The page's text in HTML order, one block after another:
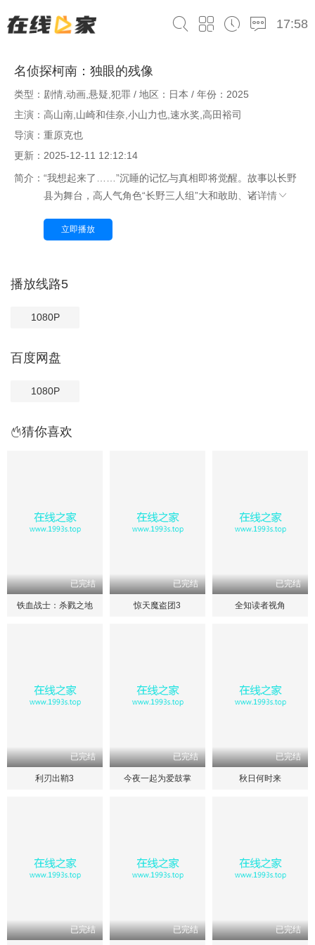
17:58
名侦探柯南：独眼的残像
类型：剧情,动画,悬疑,犯罪 / 地区：日本 / 年份：2025
主演：高山南,山崎和佳奈,小山力也,速水奖,高田裕司
导演：重原克也
更新：2025-12-11 12:12:14
简介： “我想起来了……”沉睡的记忆与真相即将觉醒。故事以长野
县为舞台，高人气角色“长野三人组”大和敢助、诸详情
立即播放
播放线路5
1080P
百度网盘
1080P
猜你喜欢
已完结
铁血战士：杀戮之地
已完结
惊天魔盗团3
已完结
全知读者视角
已完结
利刃出鞘3
已完结
今夜一起为爱鼓掌
已完结
秋日何时来
已完结 已完结 已完结